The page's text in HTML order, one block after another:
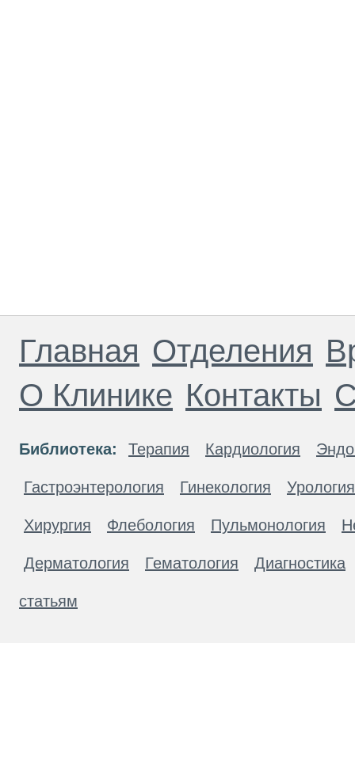
Главная Отделения
О Клинике Контакты
Библиотека: Терапия Кардиология
Гастроэнтерология Гинекология Урология
Хирургия Флебология Пульмонология
Дерматология Гематология Диагностика
статьям